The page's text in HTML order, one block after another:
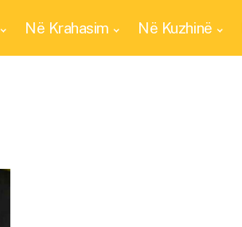
Në Krahasim Në Kuzhinë